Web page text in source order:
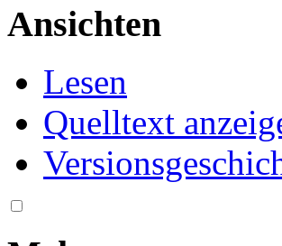
Ansichten
Lesen
Quelltext